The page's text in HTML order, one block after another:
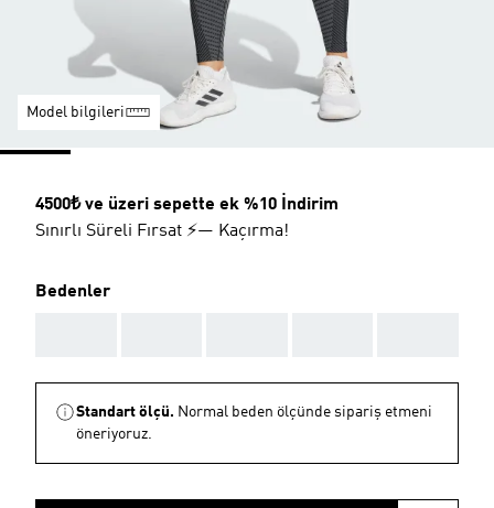
Model bilgileri
4500₺ ve üzeri sepette ek %10 İndirim
Sınırlı Süreli Fırsat ⚡— Kaçırma!
Bedenler
Standart ölçü. Normal beden ölçünde sipariş etmeni
öneriyoruz.